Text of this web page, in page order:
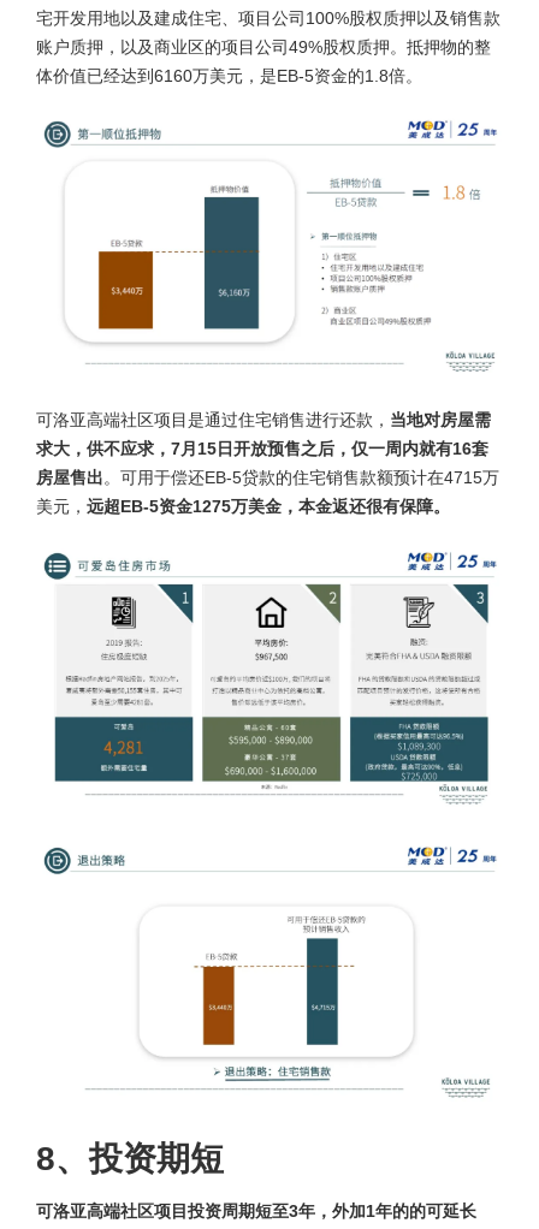
宅开发用地以及建成住宅、项目公司100%股权质押以及销售款
账户质押，以及商业区的项目公司49%股权质押。抵押物的整
体价值已经达到6160万美元，是EB-5资金的1.8倍。
可洛亚高端社区项目是通过住宅销售进行还款， 当地对房屋需
求大，供不应求，7月15日开放预售之后，仅一周内就有16套
房屋售出。可用于偿还EB-5贷款的住宅销售款额预计在4715万
美元， 远超EB-5资金1275万美金，本金返还很有保障。
8、投资期短
可洛亚高端社区项目投资周期短至3年，外加1年的的可延长